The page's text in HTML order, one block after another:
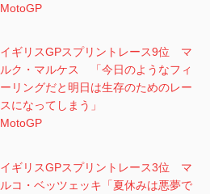
MotoGP
イギリスGPスプリントレース9位 マ
ルク・マルケス 「今日のようなフィ
ーリングだと明日は生存のためのレー
スになってしまう」
MotoGP
イギリスGPスプリントレース3位 マ
ルコ・ベッツェッキ「夏休みは悪夢で